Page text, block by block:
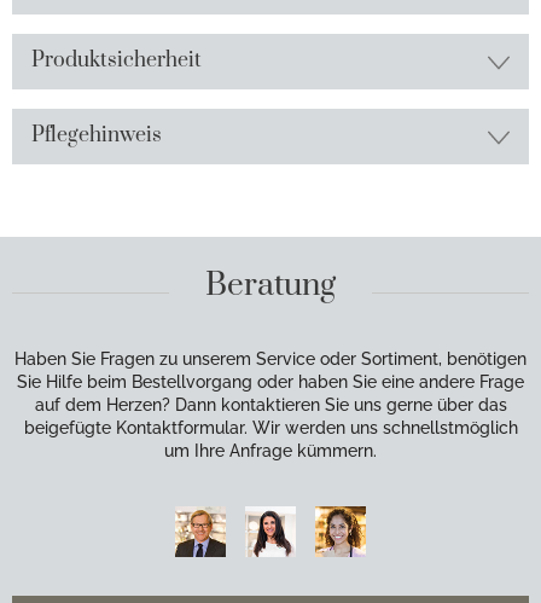
Produktsicherheit
Pflegehinweis
Beratung
Haben Sie Fragen zu unserem Service oder Sortiment, benötigen
Sie Hilfe beim Bestellvorgang oder haben Sie eine andere Frage
auf dem Herzen? Dann kontaktieren Sie uns gerne über das
beigefügte Kontaktformular. Wir werden uns schnellstmöglich
um Ihre Anfrage kümmern.